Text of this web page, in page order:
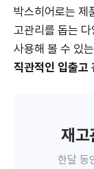
박스히어로는 제
고관리를 돕는
사용해 볼 수 있는
직관적인 입출고
재고
한달 동